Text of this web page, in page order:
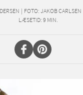
| FOTO: JAKOB CARLSEN
LÆSETID: 9 MIN.